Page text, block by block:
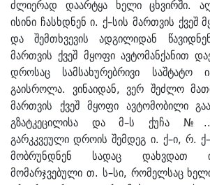
ძლიერად დაარტყა ხელი ცხვირში.
ისინი ჩასხდნენ ი. ქ–სის მართვის ქვეშ
და შემთხვევის ადგილიდან
მართვის ქვეშ მყოფი ავტომანქანით
დროსაც სამსახურებრივი საშტატო
გაისროლა. ვინაიდან, ვერ შეძლო
მართვის ქვეშ მყოფი ავტომობილი
გზატკეცილისა და მ–ს ქუჩა №..-
გარკკვეული დროის შემდეგ ი. ქ–ი, რ.
მობრუნდნენ სადაც დახვდათ
მომარჯვებული თ. ს–სი, რომელსაც